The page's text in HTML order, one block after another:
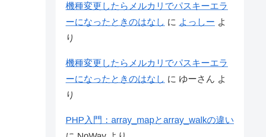
機種変更したらメルカリでパスキーエラ
ーになったときのはなし に よっしー よ
り
機種変更したらメルカリでパスキーエラ
ーになったときのはなし に ゆーさん よ
り
PHP入門：array_mapとarray_walkの違い